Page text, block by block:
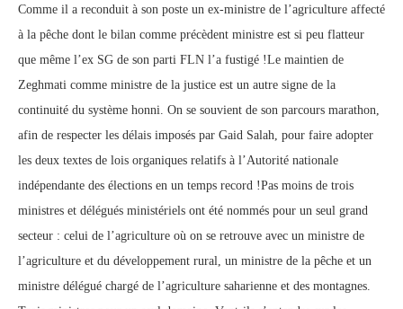
Comme il a reconduit à son poste un ex-ministre de l’agriculture affecté
à la pêche dont le bilan comme précèdent ministre est si peu flatteur
que même l’ex SG de son parti FLN l’a fustigé !Le maintien de
Zeghmati comme ministre de la justice est un autre signe de la
continuité du système honni. On se souvient de son parcours marathon,
afin de respecter les délais imposés par Gaid Salah, pour faire adopter
les deux textes de lois organiques relatifs à l’Autorité nationale
indépendante des élections en un temps record !Pas moins de trois
ministres et délégués ministériels ont été nommés pour un seul grand
secteur : celui de l’agriculture où on se retrouve avec un ministre de
l’agriculture et du développement rural, un ministre de la pêche et un
ministre délégué chargé de l’agriculture saharienne et des montagnes.